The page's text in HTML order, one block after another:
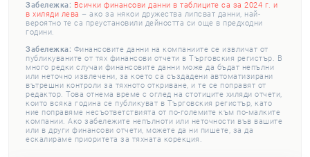
Забележка: Всички финансови данни в таблиците са за 2024 г. и
в хиляди лева – ако за някои дружества липсват данни, най-
вероятно те са преустановили дейността си още в предходни
години.
Забележка: Финансовите данни на компаниите се извличат от
публикуваните от тях финансови отчети в Търговския регистър. В
много редки случаи финансовите данни може да бъдат непълни
или неточно извлечени, за което са създадени автоматизирани
вътрешни контроли за тяхното откриване, и те се поправят от
редактор. Това отнема време с оглед на стотиците хиляди отчети,
които всяка година се публикуват в Търговския регистър, като
ние поправяме несъответствията от по-големите към по-малките
компании. Ако забележите непълноти или неточности във вашите
или в други финансови отчети, можете да ни пишете, за да
ескалираме приоритета за тяхната корекция.